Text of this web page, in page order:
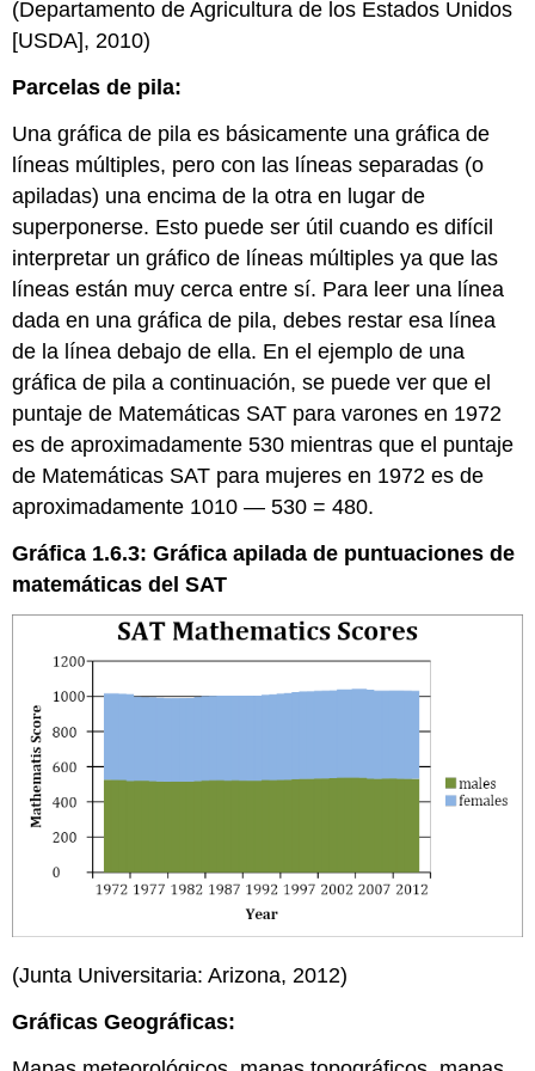
(Departamento de Agricultura de los Estados Unidos
[USDA], 2010)
Parcelas de pila:
Una gráfica de pila es básicamente una gráfica de
líneas múltiples, pero con las líneas separadas (o
apiladas) una encima de la otra en lugar de
superponerse. Esto puede ser útil cuando es difícil
interpretar un gráfico de líneas múltiples ya que las
líneas están muy cerca entre sí. Para leer una línea
dada en una gráfica de pila, debes restar esa línea
de la línea debajo de ella. En el ejemplo de una
gráfica de pila a continuación, se puede ver que el
puntaje de Matemáticas SAT para varones en 1972
es de aproximadamente 530 mientras que el puntaje
de Matemáticas SAT para mujeres en 1972 es de
aproximadamente 1010 — 530 = 480.
Gráfica 1.6.3: Gráfica apilada de puntuaciones de
matemáticas del SAT
(Junta Universitaria: Arizona, 2012)
Gráficas Geográficas: